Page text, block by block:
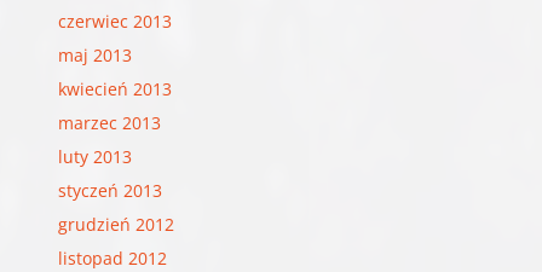
czerwiec 2013
maj 2013
kwiecień 2013
marzec 2013
luty 2013
styczeń 2013
grudzień 2012
listopad 2012